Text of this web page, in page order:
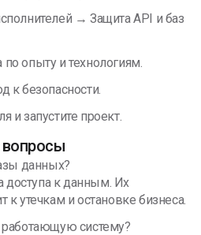
→ Защита API и баз
опыту и технологиям.
к безопасности.
и запустите проект.
данных?
доступа к данным. Их
утечкам и остановке бизнеса.
систему?